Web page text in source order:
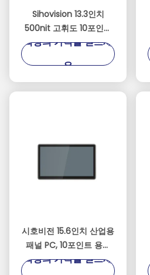
Sihovision 13.3인치
500nit 고휘도 10포인트
정전식 터치스크린 산업
최상의 가격을 얻으세
요
시호비전 15.6인치 산업용
패널 PC, 10포인트 용량
터치 알루미늄 합금 하우
최상의 가격을 얻으세